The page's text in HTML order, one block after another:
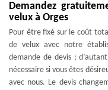
Demandez
velux à Orges
Pour être fixé sur le coût
de velux avec notre
demande de devis ;
nécessaire si vous êtes
avec nous. Le devis